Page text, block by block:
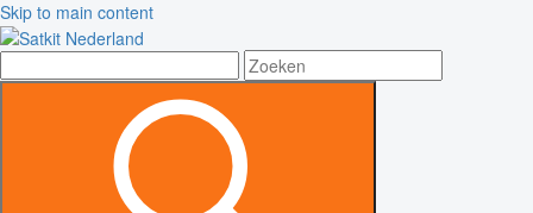
Skip to main content